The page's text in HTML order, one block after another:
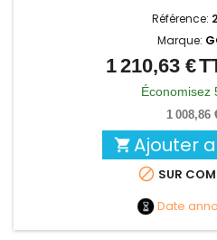
Référence:
Marque:
1 210,63 €
Économisez
1 008,86
 Ajouter
 SUR
Date